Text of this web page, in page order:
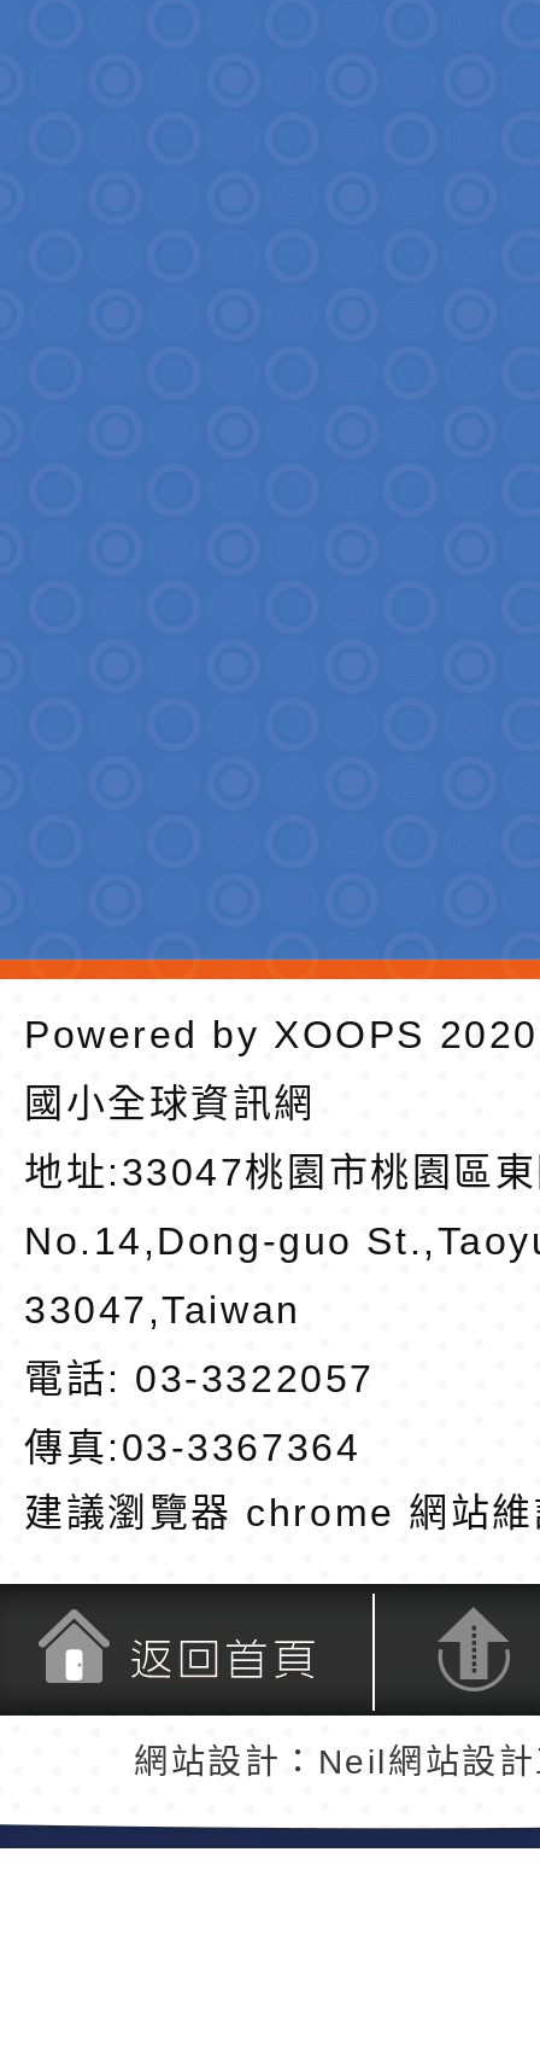
Powered by XOOPS
國小全球資訊網
地址:33047桃園市桃園區
No.14,Dong-guo
33047,Taiwan
電話: 03-3322057
傳真:03-3367364
建議瀏覽器 chrome 網站
返回頂端
網站設計：Neil網站設